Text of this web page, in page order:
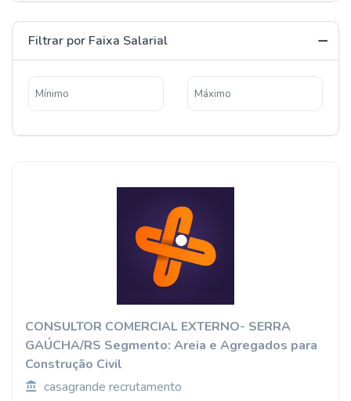
Filtrar por Faixa Salarial
CONSULTOR COMERCIAL EXTERNO- SERRA
GAÚCHA/RS Segmento: Areia e Agregados para
Construção Civil
casagrande recrutamento